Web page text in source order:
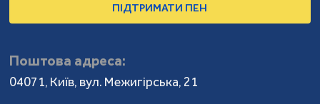
ПІДТРИМАТИ ПЕН
Поштова адреса:
04071, Київ, вул. Межигірська, 21